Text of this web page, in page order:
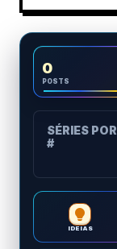
0
POSTS
SÉRIES POR
#
IDEIAS